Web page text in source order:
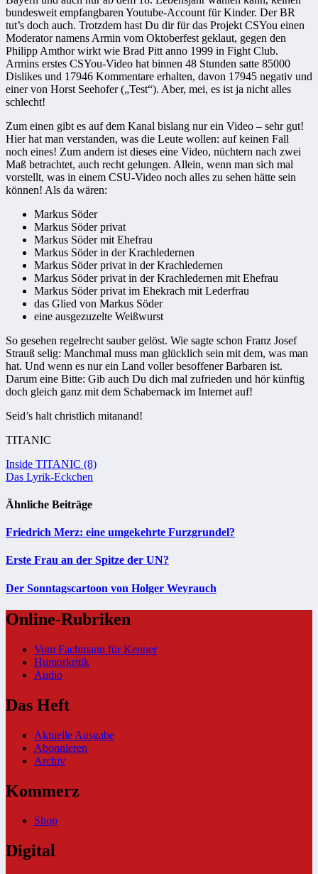
bundesweit empfangbaren Youtube-Account für Kinder. Der BR
tut’s doch auch. Trotzdem hast Du dir für das Projekt CSYou einen
Moderator namens Armin vom Oktoberfest geklaut, gegen den
Philipp Amthor wirkt wie Brad Pitt anno 1999 in Fight Club.
Armins erstes CSYou-Video hat binnen 48 Stunden satte 85000
Dislikes und 17946 Kommentare erhalten, davon 17945 negativ und
einer von Horst Seehofer („Test“). Aber, mei, es ist ja nicht alles
schlecht!
Zum einen gibt es auf dem Kanal bislang nur ein Video – sehr gut!
Hier hat man verstanden, was die Leute wollen: auf keinen Fall
noch eines! Zum andern ist dieses eine Video, nüchtern nach zwei
Maß betrachtet, auch recht gelungen. Allein, wenn man sich mal
vorstellt, was in einem CSU-Video noch alles zu sehen hätte sein
können! Als da wären:
Markus Söder
Markus Söder privat
Markus Söder mit Ehefrau
Markus Söder in der Krachledernen
Markus Söder privat in der Krachledernen
Markus Söder privat in der Krachledernen mit Ehefrau
Markus Söder privat im Ehekrach mit Lederfrau
das Glied von Markus Söder
eine ausgezuzelte Weißwurst
So gesehen regelrecht sauber gelöst. Wie sagte schon Franz Josef
Strauß selig: Manchmal muss man glücklich sein mit dem, was man
hat. Und wenn es nur ein Land voller besoffener Barbaren ist.
Darum eine Bitte: Gib auch Du dich mal zufrieden und hör künftig
doch gleich ganz mit dem Schabernack im Internet auf!
Seid’s halt christlich mitanand!
TITANIC
Beitragsnavigation
Inside TITANIC (8)
Das Lyrik-Eckchen
Ähnliche Beiträge
Friedrich Merz: eine umgekehrte Furzgrundel?
Erste Frau an der Spitze der UN?
Der Sonntagscartoon von Holger Weyrauch
Online-Rubriken
Vom Fachmann für Kenner
Humorkritik
Audio
Das Heft
Aktuelle Ausgabe
Abonnieren
Archiv
Kommerz
Shop
Digital